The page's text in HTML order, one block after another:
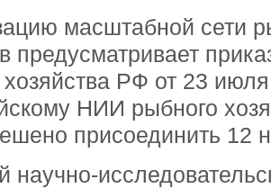
масштабной сети
предусматривает
хозяйства РФ от 23
НИИ рыбного
присоединить 12
научно-